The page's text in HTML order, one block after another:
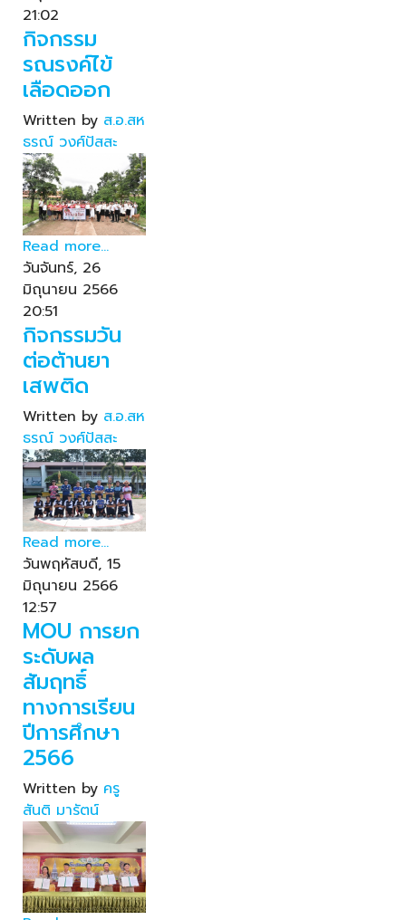
21:02
กิจกรรม
รณรงค์ไข้
เลือดออก
Written by ส.อ.สห
ธรณ์ วงศ์ปัสสะ
Read more...
วันจันทร์, 26
มิถุนายน 2566
20:51
กิจกรรมวัน
ต่อต้านยา
เสพติด
Written by ส.อ.สห
ธรณ์ วงศ์ปัสสะ
Read more...
วันพฤหัสบดี, 15
มิถุนายน 2566
12:57
MOU การยก
ระดับผล
สัมฤทธิ์
ทางการเรียน
ปีการศึกษา
2566
Written by ครู
สันติ มารัตน์